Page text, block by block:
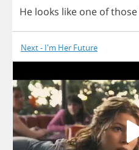
He looks like one ofthose
Next - I'm Her Future